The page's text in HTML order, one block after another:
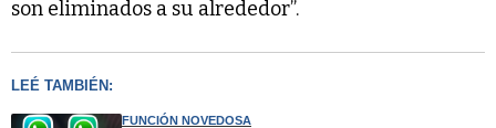
son eliminados a su alrededor”.
LEÉ TAMBIÉN:
FUNCIÓN NOVEDOSA